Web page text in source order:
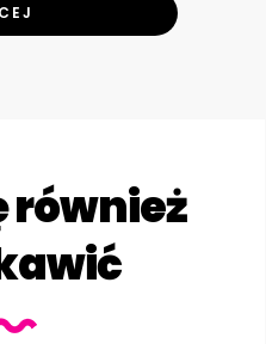
również